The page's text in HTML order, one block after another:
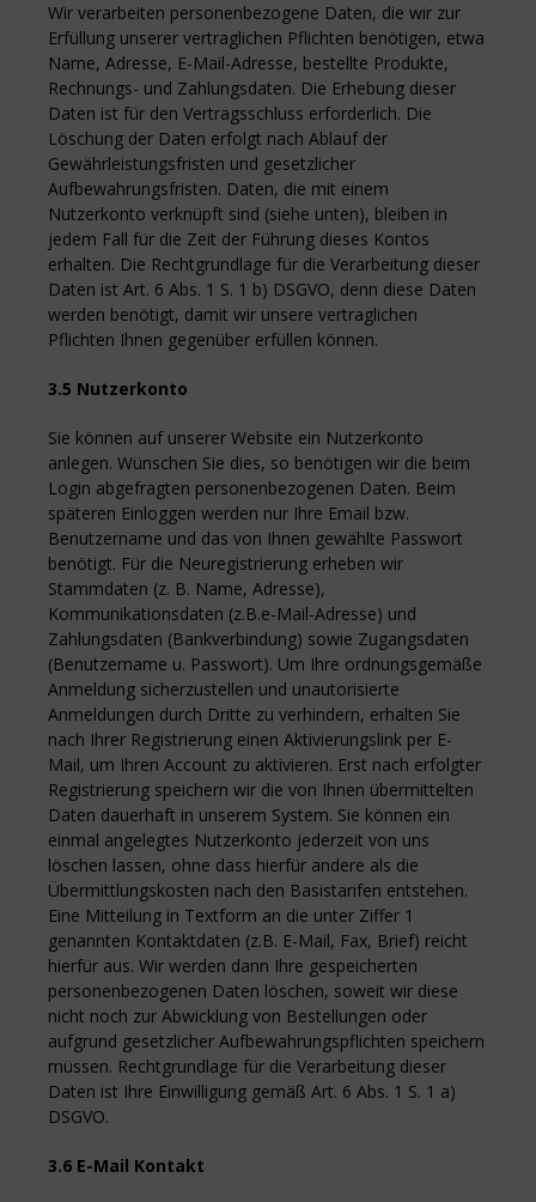
Wir verarbeiten personenbezogene Daten, die wir zur
Erfüllung unserer vertraglichen Pflichten benötigen, etwa
Name, Adresse, E-Mail-Adresse, bestellte Produkte,
Rechnungs- und Zahlungsdaten. Die Erhebung dieser
Daten ist für den Vertragsschluss erforderlich. Die
Löschung der Daten erfolgt nach Ablauf der
Gewährleistungsfristen und gesetzlicher
Aufbewahrungsfristen. Daten, die mit einem
Nutzerkonto verknüpft sind (siehe unten), bleiben in
jedem Fall für die Zeit der Führung dieses Kontos
erhalten. Die Rechtgrundlage für die Verarbeitung dieser
Daten ist Art. 6 Abs. 1 S. 1 b) DSGVO, denn diese Daten
werden benötigt, damit wir unsere vertraglichen
Pflichten Ihnen gegenüber erfüllen können.
3.5 Nutzerkonto
Sie können auf unserer Website ein Nutzerkonto
anlegen. Wünschen Sie dies, so benötigen wir die beim
Login abgefragten personenbezogenen Daten. Beim
späteren Einloggen werden nur Ihre Email bzw.
Benutzername und das von Ihnen gewählte Passwort
benötigt. Für die Neuregistrierung erheben wir
Stammdaten (z. B. Name, Adresse),
Kommunikationsdaten (z.B.e-Mail-Adresse) und
Zahlungsdaten (Bankverbindung) sowie Zugangsdaten
(Benutzername u. Passwort). Um Ihre ordnungsgemäße
Anmeldung sicherzustellen und unautorisierte
Anmeldungen durch Dritte zu verhindern, erhalten Sie
nach Ihrer Registrierung einen Aktivierungslink per E-
Mail, um Ihren Account zu aktivieren. Erst nach erfolgter
Registrierung speichern wir die von Ihnen übermittelten
Daten dauerhaft in unserem System. Sie können ein
einmal angelegtes Nutzerkonto jederzeit von uns
löschen lassen, ohne dass hierfür andere als die
Übermittlungskosten nach den Basistarifen entstehen.
Eine Mitteilung in Textform an die unter Ziffer 1
genannten Kontaktdaten (z.B. E-Mail, Fax, Brief) reicht
hierfür aus. Wir werden dann Ihre gespeicherten
personenbezogenen Daten löschen, soweit wir diese
nicht noch zur Abwicklung von Bestellungen oder
aufgrund gesetzlicher Aufbewahrungspflichten speichern
müssen. Rechtgrundlage für die Verarbeitung dieser
Daten ist Ihre Einwilligung gemäß Art. 6 Abs. 1 S. 1 a)
DSGVO.
3.6 E-Mail Kontakt